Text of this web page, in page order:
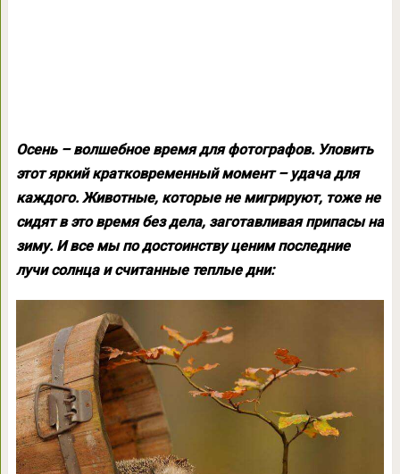
Осень – волшебное время для фотографов. Уловить
этот яркий кратковременный момент – удача для
каждого. Животные, которые не мигрируют, тоже не
сидят в это время без дела, заготавливая припасы на
зиму. И все мы по достоинству ценим последние
лучи солнца и считанные теплые дни: